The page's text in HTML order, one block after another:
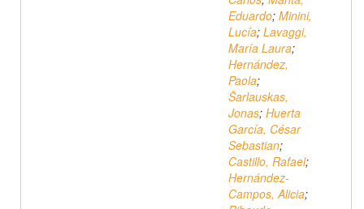
Eduardo; Minini,
Lucía; Lavaggi,
María Laura;
Hernández,
Paola;
Šarlauskas,
Jonas; Huerta
García, César
Sebastian;
Castillo, Rafael;
Hernández-
Campos, Alicia;